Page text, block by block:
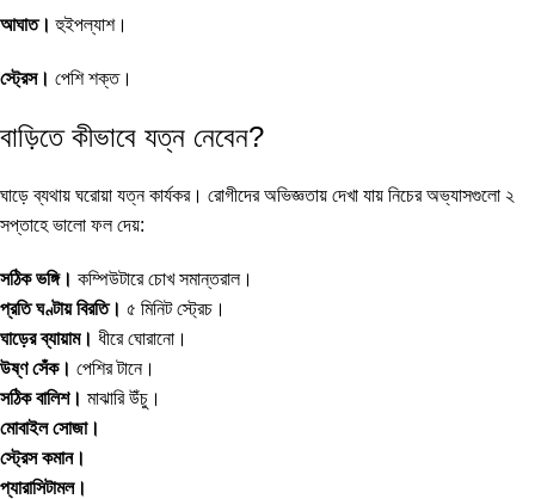
আঘাত। হুইপল্যাশ।
স্ট্রেস। পেশি শক্ত।
বাড়িতে কীভাবে যত্ন নেবেন?
ঘাড়ে ব্যথায় ঘরোয়া যত্ন কার্যকর। রোগীদের অভিজ্ঞতায় দেখা যায় নিচের অভ্যাসগুলো ২
সপ্তাহে ভালো ফল দেয়:
সঠিক ভঙ্গি। কম্পিউটারে চোখ সমান্তরাল।
প্রতি ঘণ্টায় বিরতি। ৫ মিনিট স্ট্রেচ।
ঘাড়ের ব্যায়াম। ধীরে ঘোরানো।
উষ্ণ সেঁক। পেশির টানে।
সঠিক বালিশ। মাঝারি উঁচু।
মোবাইল সোজা।
স্ট্রেস কমান।
প্যারাসিটামল।